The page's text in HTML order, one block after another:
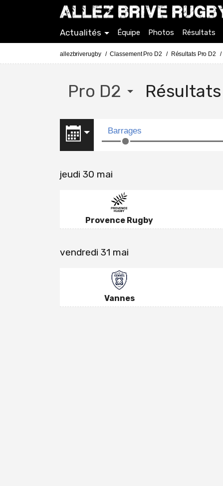
Actualités Équipe Photos Résultats
allezbriverugby Classement Pro D2 Résultats Pro D2
Pro D2 Résultats
jeudi 30 mai
Provence Rugby
vendredi 31 mai
Vannes